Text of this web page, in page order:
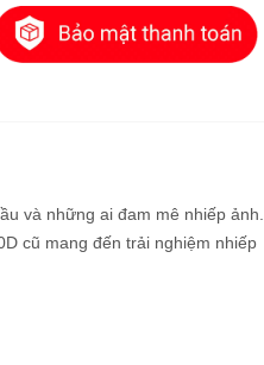
và những ai đam mê nhiếp ảnh.
cũ mang đến trải nghiệm nhiếp